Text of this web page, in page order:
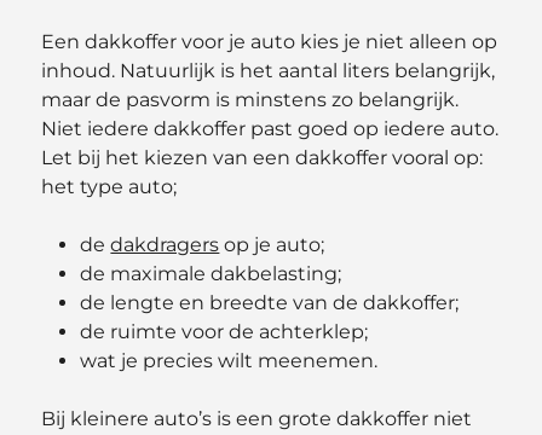
Een dakkoffer voor je auto kies je niet alleen op
inhoud. Natuurlijk is het aantal liters belangrijk,
maar de pasvorm is minstens zo belangrijk.
Niet iedere dakkoffer past goed op iedere auto.
Let bij het kiezen van een dakkoffer vooral op:
het type auto;
dedakdragers op je auto;
de maximale dakbelasting;
de lengte en breedte van de dakkoffer;
de ruimte voor de achterklep;
wat je precies wilt meenemen.
Bij kleinere auto’s is een grote dakkoffer niet